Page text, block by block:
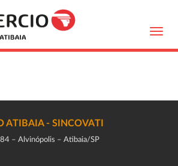
ATIBAIA - SINCOVATI
– Alvinópolis – Atibaia/SP